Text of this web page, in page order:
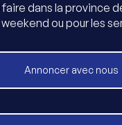
dans la province
weekend ou pour les
Annoncer avec nous